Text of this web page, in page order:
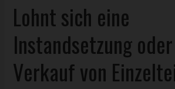
meinem
Verkehrsmittel
ein
Totalschaden
vor?
Lohnt sich eine
Instandsetzung
Verkauf von